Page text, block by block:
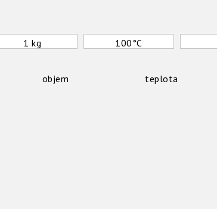
1 kg 100°C
objem teplota